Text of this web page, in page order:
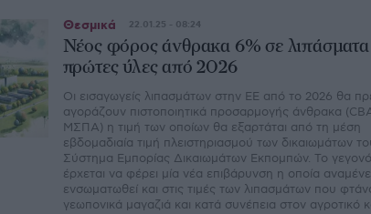
Θεσμικά 22.01.25 - 08:24
Νέος φόρος άνθρακα 6% σε λιπάσματα
πρώτες ύλες από 2026
Οι εισαγωγείς λιπασµάτων στην ΕΕ από το 2026 θα
αγοράζουν πιστοποιητικά προσαρµογής άνθρακα
ΜΣΠΑ) η τιµή των οποίων θα εξαρτάται από τη µέση
εβδοµαδιαία τιµή πλειστηριασµού των δικαιωµάτων
Σύστηµα Εµπορίας ∆ικαιωµάτων Εκποµπών. Το
έρχεται να φέρει µία νέα επιβάρυνση η οποία
ενσωµατωθεί και στις τιµές των λιπασµάτων που
γεωπονικά µαγαζιά και κατά συνέπεια στον αγροτικό